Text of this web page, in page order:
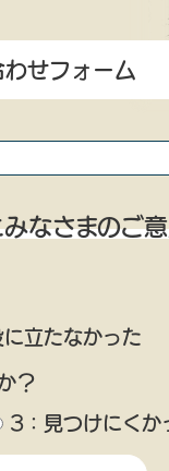
なさまのご
立たなかった
？
3：見つけにくか